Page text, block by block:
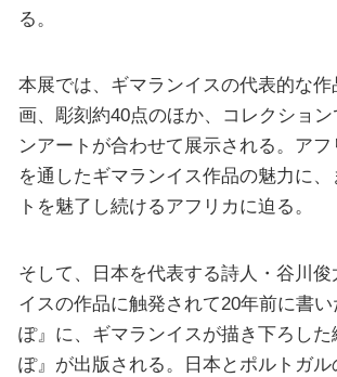
る。
本展では、ギマランイスの代表的な
画、彫刻約40点のほか、コレクショ
ンアートが合わせて展示される。ア
を通したギマランイス作品の魅力に
トを魅了し続けるアフリカに迫る。
そして、日本を代表する詩人・谷川
イスの作品に触発されて20年前に書
ぽ』に、ギマランイスが描き下ろした
ぽ』が出版される。日本とポルトガル